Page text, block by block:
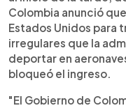
Colombia anunció
Estados Unidos para
irregulares que la
deportar en
bloqueó el ingreso.
"El Gobierno de